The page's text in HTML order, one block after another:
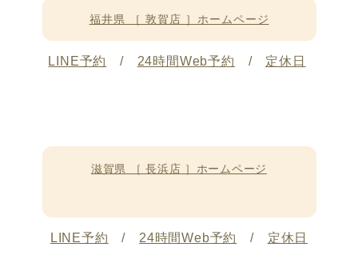
福井県 ［ 敦賀店 ］ホームページ
LINE予約 / 24時間Web予約 / 定休日
滋賀県 ［ 長浜店 ］ホームページ
LINE予約 / 24時間Web予約 / 定休日